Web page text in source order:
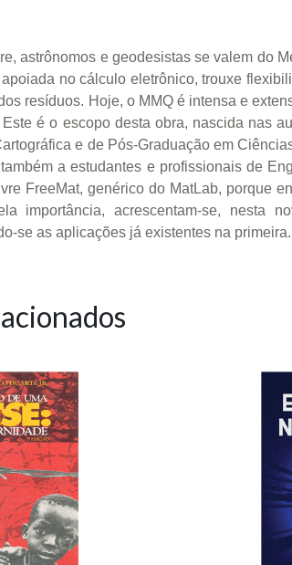
astrônomos e geodesistas se valem do
no cálculo eletrônico, trouxe
resíduos. Hoje, o MMQ é intensa e
é o escopo desta obra, nascida nas
e de Pós-Graduação em
a estudantes e profissionais de
FreeMat, genérico do MatLab, porque
importância, acrescentam-se, nesta
se as aplicações já existentes na primeira.